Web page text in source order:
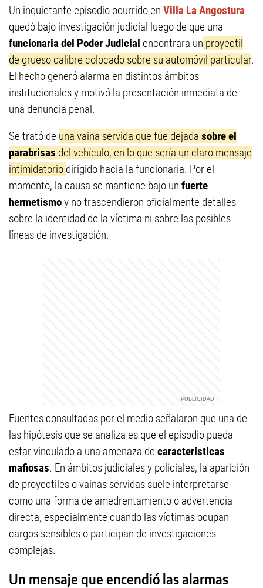
Un inquietante episodio ocurrido en Villa La Angostura
quedó bajo investigación judicial luego de que una
funcionaria del Poder Judicial encontrara un proyectil
de grueso calibre colocado sobre su automóvil particular.
El hecho generó alarma en distintos ámbitos
institucionales y motivó la presentación inmediata de
una denuncia penal.
Se trató de una vaina servida que fue dejada sobre el
parabrisas del vehículo, en lo que sería un claro mensaje
intimidatorio dirigido hacia la funcionaria. Por el
momento, la causa se mantiene bajo un fuerte
hermetismoy no trascendieron oficialmente detalles
sobre la identidad de la víctima ni sobre las posibles
líneas de investigación.
Fuentes consultadas por el medio señalaron que una de
las hipótesis que se analiza es que el episodio pueda
estar vinculado a una amenaza de características
mafiosas. En ámbitos judiciales y policiales, la aparición
de proyectiles o vainas servidas suele interpretarse
como una forma de amedrentamiento o advertencia
directa, especialmente cuando las víctimas ocupan
cargos sensibles o participan de investigaciones
complejas.
Un mensaje que encendió las alarmas